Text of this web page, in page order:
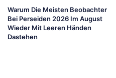
Warum Die Meisten Beobachter
Bei Perseiden 2026 Im August
Wieder Mit Leeren Händen
Dastehen